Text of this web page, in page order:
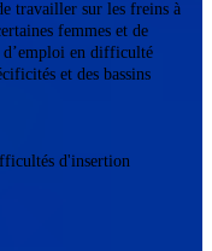
travailler sur les freins à
femmes et de
d’emploi en difficulté
et des bassins
d'insertion